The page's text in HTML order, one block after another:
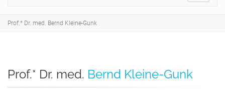
Prof.* Dr. med. Bernd Kleine-Gunk
Prof.* Dr. med. Bernd Kleine-Gunk